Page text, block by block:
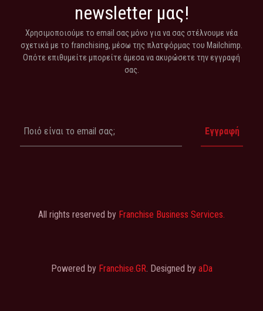
newsletter μας!
Χρησιμοποιούμε το email σας μόνο για να σας στέλνουμε νέα
σχετικά με το franchising, μέσω της πλατφόρμας του Mailchimp.
Οπότε επιθυμείτε μπορείτε άμεσα να ακυρώσετε την εγγραφή
σας.
All rights reserved by Franchise Business Services.
Powered by Franchise.GR . Designed by aDa